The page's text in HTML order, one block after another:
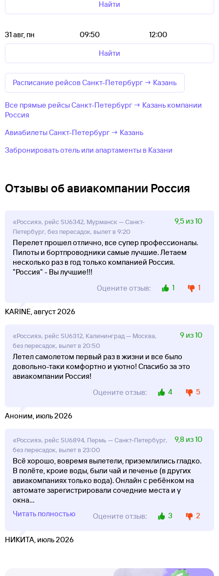
Найти
31 авг, пн 09:50
12:00
Найти
Расписание рейсов Санкт-Петербург → Казань
Все прямые рейсы Санкт-Петербург → Казань компании
Россия
Авиабилеты Санкт-Петербург → Казань
Забронировать отель или апартаменты в Казани
Отзывы об авиакомпании Россия
«Россия», рейс SU6342, Мурманск — Санкт-
Петербург, без пересадок, вылет в 9:20
9,5 из 10
Перелет прошел отлично, все супер профессионалы.
Пилоты и бортпроводники самые лучшие. Летаем
несколько раз в год только компанией Россия.
"Россия" - Вы лучшие!!!
Оцените отзыв:
1 1
KARINE, август 2026
«Россия», рейс SU6312, Калининград — Москва,
без пересадок, вылет в 20:50
9 из 10
Летел самолетом первый раз в жизни и все было
довольно-таки комфортно и уютно! Спасибо за это
авиакомпании Россия!
Оцените отзыв:
4 5
Аноним, июль 2026
«Россия», рейс SU6894, Пермь — Санкт-Петербург,
без пересадок, вылет в 23:00
9,8 из 10
Всё хорошо, вовремя вылетели, приземлились гладко.
В полёте, кроие воды, были чай и печенье (в других
авиакомпаниях только вода). Онлайн с ребёнком на
автомате зарегистрировали сочедние места и у
окна...
Читать полностью
Оцените отзыв: 3 2
НИКИТА, июль 2026